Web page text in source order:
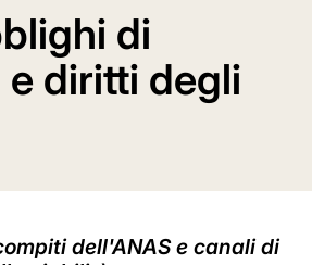
di
diritti degli
dell'ANAS e canali di